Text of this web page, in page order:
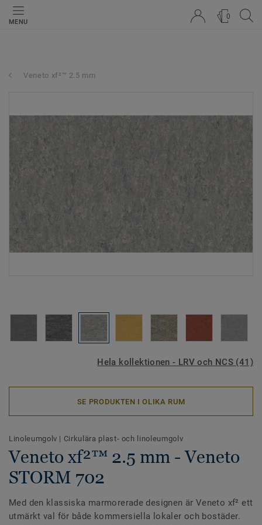
MENU
0
Veneto xf²™ 2.5 mm
Hela kollektionen - LRV och NCS (41)
SE PRODUKTEN I OLIKA RUM
Linoleumgolv | Cirkulära plast- och linoleumgolv
Veneto xf²™ 2.5 mm - Veneto
STORM 702
Med den klassiska marmorerade designen är Veneto xf² ett
utmärkt val för både kommersiella lokaler och bostäder.